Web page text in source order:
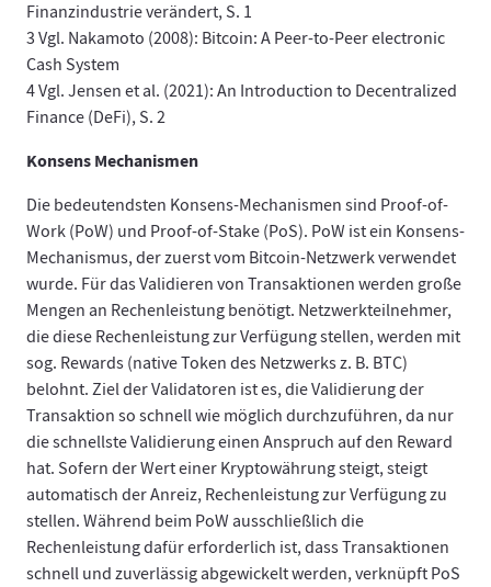
Finanzindustrie verändert, S. 1
3 Vgl. Nakamoto (2008): Bitcoin: A Peer-to-Peer electronic
Cash System
4 Vgl. Jensen et al. (2021): An Introduction to Decentralized
Finance (DeFi), S. 2
Konsens Mechanismen
Die bedeutendsten Konsens-Mechanismen sind Proof-of-
Work (PoW) und Proof-of-Stake (PoS). PoW ist ein Konsens-
Mechanismus, der zuerst vom Bitcoin-Netzwerk verwendet
wurde. Für das Validieren von Transaktionen werden große
Mengen an Rechenleistung benötigt. Netzwerkteilnehmer,
die diese Rechenleistung zur Verfügung stellen, werden mit
sog. Rewards (native Token des Netzwerks z. B. BTC)
belohnt. Ziel der Validatoren ist es, die Validierung der
Transaktion so schnell wie möglich durchzuführen, da nur
die schnellste Validierung einen Anspruch auf den Reward
hat. Sofern der Wert einer Kryptowährung steigt, steigt
automatisch der Anreiz, Rechenleistung zur Verfügung zu
stellen. Während beim PoW ausschließlich die
Rechenleistung dafür erforderlich ist, dass Transaktionen
schnell und zuverlässig abgewickelt werden, verknüpft PoS